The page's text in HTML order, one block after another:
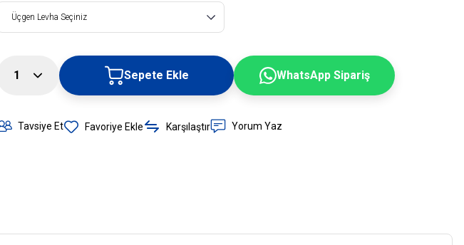
Sepete Ekle WhatsApp Sipariş
Tavsiye Et Karşılaştır Yorum Yaz